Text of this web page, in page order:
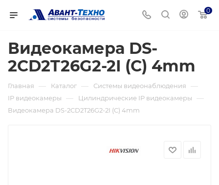
0
Видеокамера DS-
2CD2T26G2-2I (C) 4mm
Главная — Каталог — Системы видеонаблюдения —
IP видеокамеры — Цилиндрические IP видеокамеры —
Видеокамера DS-2CD2T26G2-2I (C) 4mm